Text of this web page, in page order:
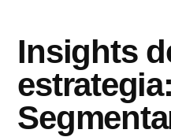
Insights